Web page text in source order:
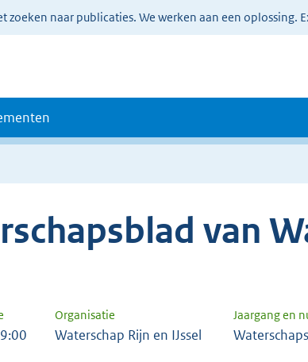
naar publicaties. We werken aan een oplossing.
van
Organisatie Jaargang en
Waterschap Rijn en IJssel